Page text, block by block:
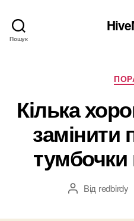
Пошук
Кілька
замінити
Автор
Від redbirdy